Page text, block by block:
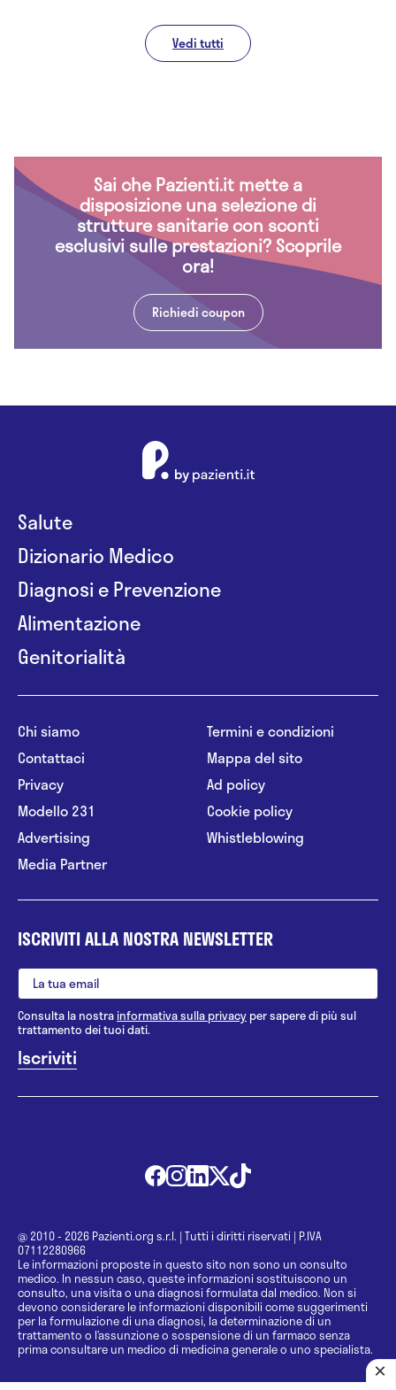
Vedi tutti
Sai che Pazienti.it mette a
disposizione una selezione di
strutture sanitarie con sconti
esclusivi sulle prestazioni? Scoprile
ora!
Richiedi coupon
Salute
Dizionario Medico
Diagnosi e Prevenzione
Alimentazione
Genitorialità
Chi siamo
Contattaci
Privacy
Modello 231
Advertising
Media Partner
Termini e condizioni
Mappa del sito
Ad policy
Cookie policy
Whistleblowing
ISCRIVITI ALLA NOSTRA NEWSLETTER
Consulta la nostrainformativa sulla privacy per sapere di più sul
trattamento dei tuoi dati.
@ 2010 - 2026 Pazienti.org s.r.l. | Tutti i diritti riservati | P.IVA
07112280966
Le informazioni proposte in questo sito non sono un consulto
medico. In nessun caso, queste informazioni sostituiscono un
consulto, una visita o una diagnosi formulata dal medico. Non si
devono considerare le informazioni disponibili come suggerimenti
per la formulazione di una diagnosi, la determinazione di un
trattamento o l’assunzione o sospensione di un farmaco senza
prima consultare un medico di medicina generale o uno specialista.